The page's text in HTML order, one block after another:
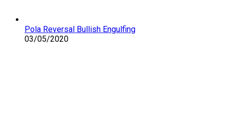
Pola Reversal Bullish Engulfing
03/05/2020